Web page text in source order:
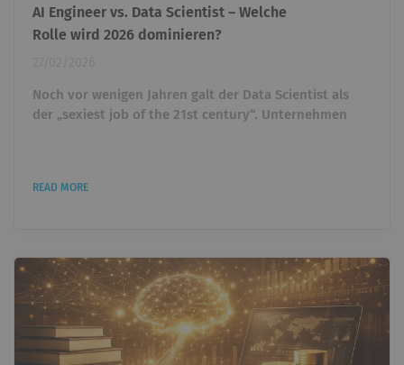
AI Engineer vs. Data Scientist – Welche
Rolle wird 2026 dominieren?
Noch vor wenigen Jahren galt der Data Scientist als
der „sexiest job of the 21st century“. Unternehmen
paar ML-Projekte vorweisen konnte, war heiß begehrt.
READ MORE